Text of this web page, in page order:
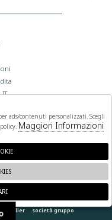
atelier società gruppo
ads/contenuti personalizzati. Scegli
Maggiori Informazioni